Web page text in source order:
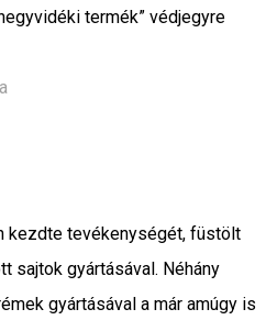
termék” védjegyre
kezdte tevékenységét, füstölt
sajtok gyártásával. Néhány
gyártásával a már amúgy is